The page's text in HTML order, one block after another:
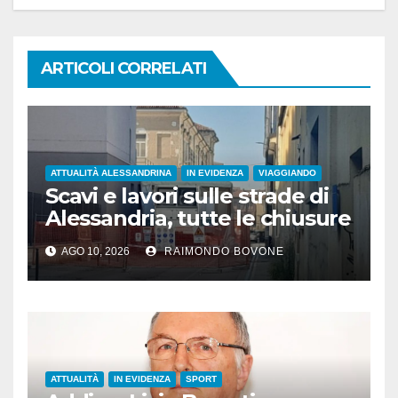
ARTICOLI CORRELATI
ATTUALITÀ ALESSANDRINA IN EVIDENZA VIAGGIANDO
Scavi e lavori sulle strade di
Alessandria, tutte le chiusure
al traffico
AGO 10, 2026 RAIMONDO BOVONE
ATTUALITÀ IN EVIDENZA SPORT